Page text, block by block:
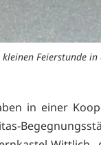
Feierstunde
in einer